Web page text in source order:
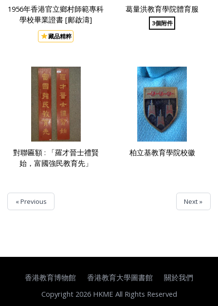
1956年香港官立鄉村師範專科
學校畢業證書 [鄺啟濤]
藏品精粹
葛量洪教育學院體育服
3個附件
對聯匾額 : 「羅才晉士禮賢
始，富國強民教育先」
柏立基教育學院校徽
« Previous Next »
香港教育博物館 香港教育大學圖書館
關於我們
Copyright 2026 HKME All Rights Reserved